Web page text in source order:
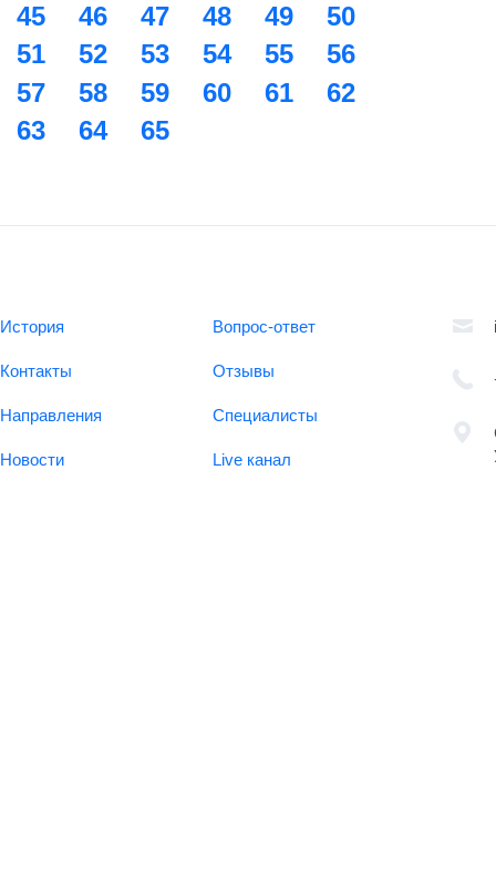
45
46 47 48 49
50
51
52 53 54 55
56
57
58 59 60 61
62
63
64 65
История Вопрос-ответ
Контакты Отзывы
Направления Специалисты
Новости Live канал